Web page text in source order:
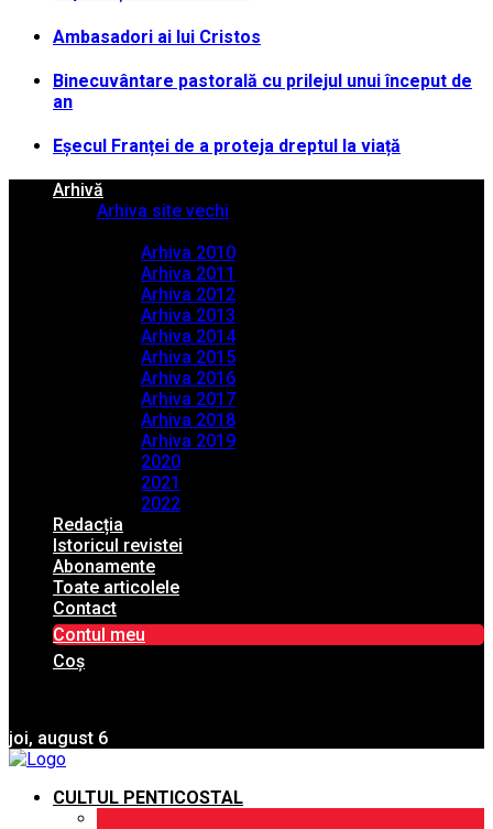
Ambasadori ai lui Cristos
Binecuvântare pastorală cu prilejul unui început de
an
Eșecul Franței de a proteja dreptul la viață
Arhivă
Arhiva site vechi
Arhiva 2010
Arhiva 2011
Arhiva 2012
Arhiva 2013
Arhiva 2014
Arhiva 2015
Arhiva 2016
Arhiva 2017
Arhiva 2018
Arhiva 2019
2020
2021
2022
Redacția
Istoricul revistei
Abonamente
Toate articolele
Contact
Contul meu
Coș
joi, august 6
CULTUL PENTICOSTAL